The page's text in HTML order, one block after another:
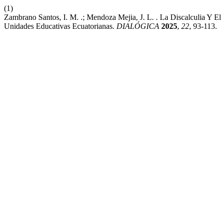
(1)
Zambrano Santos, I. M. .; Mendoza Mejia, J. L. . La Discalculia Y
Unidades Educativas Ecuatorianas. DIALÓGICA 2025, 22, 93-113.